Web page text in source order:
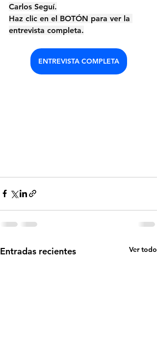
Carlos Seguí.
Haz clic en el BOTÓN para ver la
entrevista completa.
ENTREVISTA COMPLETA
Entradas recientes Ver todo